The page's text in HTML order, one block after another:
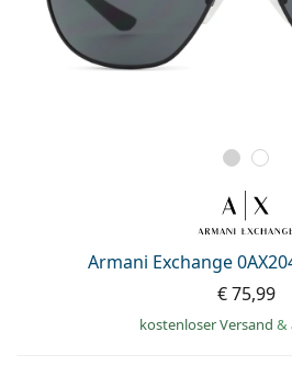
Armani Exchange
€ 75,99
kostenloser Versand &